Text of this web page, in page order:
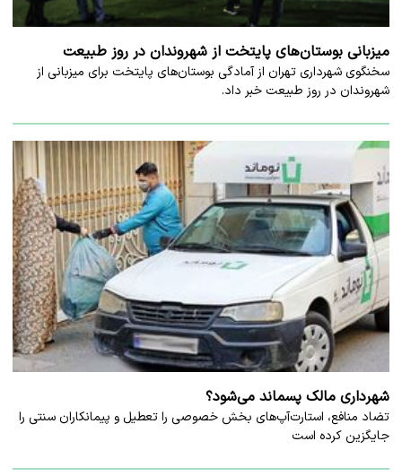
میزبانی بوستان‌های پایتخت از شهروندان در روز طبیعت
سخنگوی شهرداری تهران از آمادگی بوستان‌های پایتخت برای میزبانی از
شهروندان در روز طبیعت خبر داد.
شهرداری مالک پسماند می‌شود؟
تضاد منافع، استارت‌آپ‌های بخش خصوصی را تعطیل و پیمانکاران سنتی را
جایگزین کرده است